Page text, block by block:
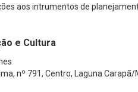
aos intrumentos de
e Cultura
nº 791, Centro, Laguna Carapã/